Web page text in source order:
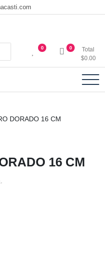
SA
flores y plantas. juguetes,
0 0
Total
$0.00
DORADO 16 CM
16 CM